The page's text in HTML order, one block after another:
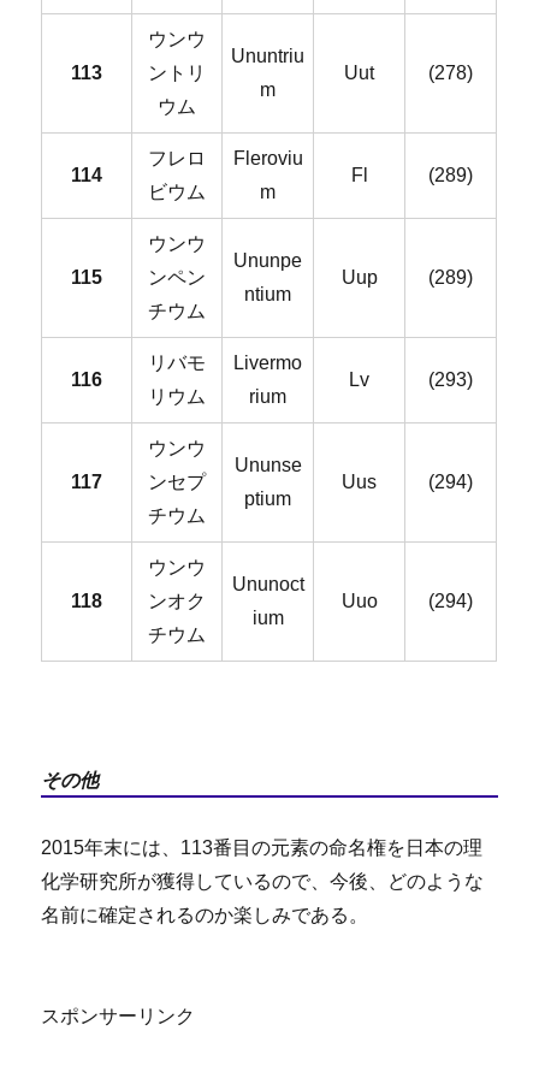
113
ウンウ
ントリ
ウム
Ununtriu
m
Uut (278)
114
フレロ
ビウム
Fleroviu
m
Fl (289)
115
ウンウ
ンペン
チウム
Ununpe
ntium
Uup (289)
116
リバモ
リウム
Livermo
rium
Lv (293)
117
ウンウ
ンセプ
チウム
Ununse
ptium
Uus (294)
118
ウンウ
ンオク
チウム
Ununoct
ium
Uuo (294)
その他
2015年末には、113番目の元素の命名権を日本の理
化学研究所が獲得しているので、今後、どのような
名前に確定されるのか楽しみである。
スポンサーリンク